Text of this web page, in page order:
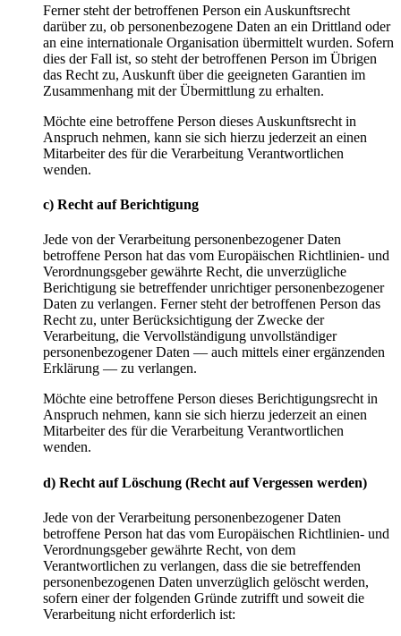
Ferner steht der betroffenen Person ein Auskunftsrecht
darüber zu, ob personenbezogene Daten an ein Drittland oder
an eine internationale Organisation übermittelt wurden. Sofern
dies der Fall ist, so steht der betroffenen Person im Übrigen
das Recht zu, Auskunft über die geeigneten Garantien im
Zusammenhang mit der Übermittlung zu erhalten.
Möchte eine betroffene Person dieses Auskunftsrecht in
Anspruch nehmen, kann sie sich hierzu jederzeit an einen
Mitarbeiter des für die Verarbeitung Verantwortlichen
wenden.
c) Recht auf Berichtigung
Jede von der Verarbeitung personenbezogener Daten
betroffene Person hat das vom Europäischen Richtlinien- und
Verordnungsgeber gewährte Recht, die unverzügliche
Berichtigung sie betreffender unrichtiger personenbezogener
Daten zu verlangen. Ferner steht der betroffenen Person das
Recht zu, unter Berücksichtigung der Zwecke der
Verarbeitung, die Vervollständigung unvollständiger
personenbezogener Daten — auch mittels einer ergänzenden
Erklärung — zu verlangen.
Möchte eine betroffene Person dieses Berichtigungsrecht in
Anspruch nehmen, kann sie sich hierzu jederzeit an einen
Mitarbeiter des für die Verarbeitung Verantwortlichen
wenden.
d) Recht auf Löschung (Recht auf Vergessen werden)
Jede von der Verarbeitung personenbezogener Daten
betroffene Person hat das vom Europäischen Richtlinien- und
Verordnungsgeber gewährte Recht, von dem
Verantwortlichen zu verlangen, dass die sie betreffenden
personenbezogenen Daten unverzüglich gelöscht werden,
sofern einer der folgenden Gründe zutrifft und soweit die
Verarbeitung nicht erforderlich ist: